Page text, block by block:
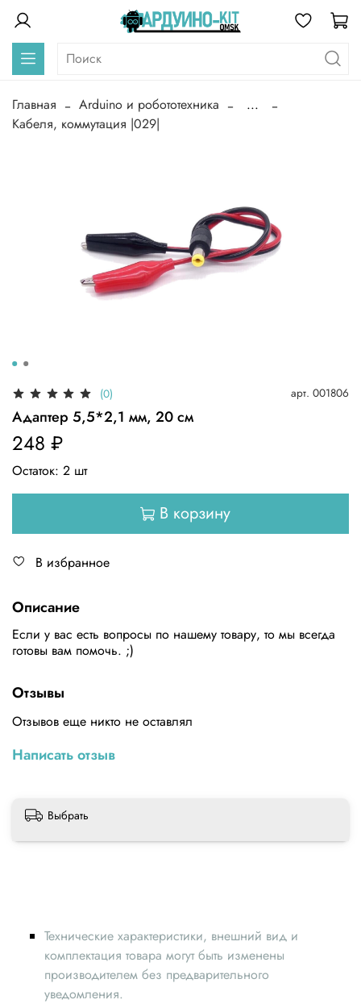
Главная Arduino и робототехника
...
Кабеля, коммутация |029|
(0) арт. 001806
Адаптер 5,5*2,1 мм, 20 см
248 ₽
Остаток: 2 шт
В корзину
В избранное
Описание
Если у вас есть вопросы по нашему товару, то мы всегда
готовы вам помочь. ;)
Отзывы
Отзывов еще никто не оставлял
Написать отзыв
Выбрать
Технические характеристики, внешний вид и
комплектация товара могут быть изменены
производителем без предварительного
уведомления.